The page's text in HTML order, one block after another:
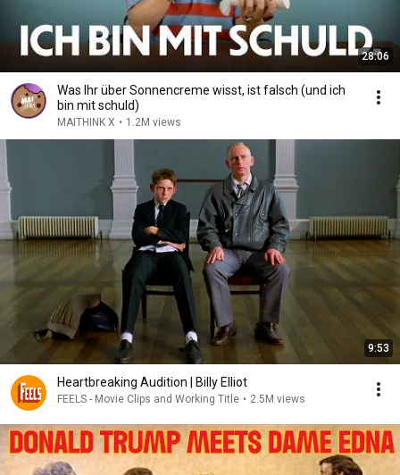
28:06
Was Ihr über Sonnencreme wisst, ist falsch (und ich
bin mit schuld)
MAITHINK X • 1.2M views
9:53
Heartbreaking Audition | Billy Elliot
FEELS - Movie Clips and Working Title • 2.5M views